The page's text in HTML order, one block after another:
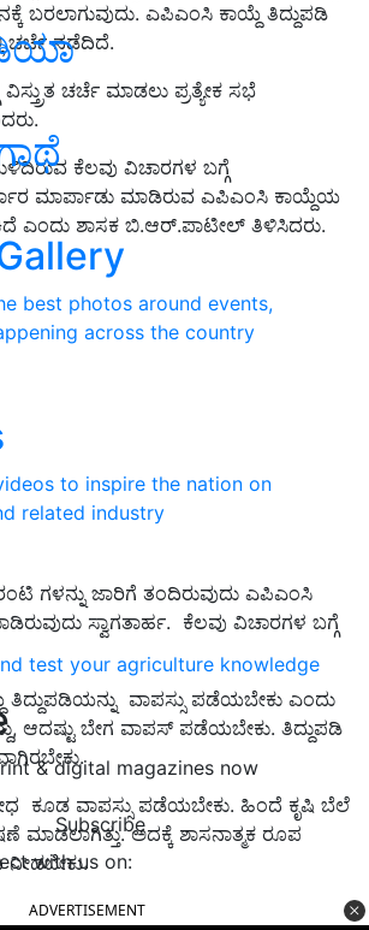
best photos around events,
across the country
to inspire the nation on
related industry
test your agriculture knowledge
& digital magazines now
Subscribe
with us on:
ಬರಲಾಗುವುದು. ಎಪಿಎಂಸಿ ಕಾಯ್ದೆ ತಿದ್ದುಪಡಿ
ಚರ್ಚೆ ನಡೆದಿದೆ.
ಚರ್ಚೆ ಮಾಡಲು ಪ್ರತ್ಯೇಕ ಸಭೆ
ಕೆಲವು ವಿಚಾರಗಳ ಬಗ್ಗೆ
ಮಾರ್ಪಾಡು ಮಾಡಿರುವ ಎಪಿಎಂಸಿ ಕಾಯ್ದೆಯ
ಎಂದು ಶಾಸಕ ಬಿ.ಆರ್.ಪಾಟೀಲ್ ತಿಳಿಸಿದರು.
ಗಳನ್ನು ಜಾರಿಗೆ ತಂದಿರುವುದು ಎಪಿಎಂಸಿ
ಸ್ವಾಗತಾರ್ಹ. ಕೆಲವು ವಿಚಾರಗಳ ಬಗ್ಗೆ
ತಿದ್ದುಪಡಿಯನ್ನು ವಾಪಸ್ಸು ಪಡೆಯಬೇಕು ಎಂದು
ಆದಷ್ಟು ಬೇಗ ವಾಪಸ್ ಪಡೆಯಬೇಕು. ತಿದ್ದುಪಡಿ
ಕೂಡ ವಾಪಸ್ಸು ಪಡೆಯಬೇಕು. ಹಿಂದೆ ಕೃಷಿ ಬೆಲೆ
ಅದಕ್ಕೆ ಶಾಸನಾತ್ಮಕ ರೂಪ
ADVERTISEMENT